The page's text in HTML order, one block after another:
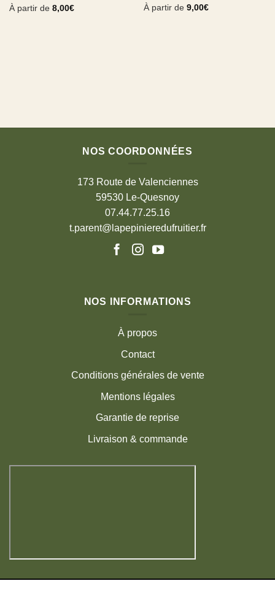
À partir de 8,00€
À partir de 9,00€
NOS COORDONNÉES
173 Route de Valenciennes
59530 Le-Quesnoy
07.44.77.25.16
t.parent@lapepinieredufruitier.fr
NOS INFORMATIONS
À propos
Contact
Conditions générales de vente
Mentions légales
Garantie de reprise
Livraison & commande